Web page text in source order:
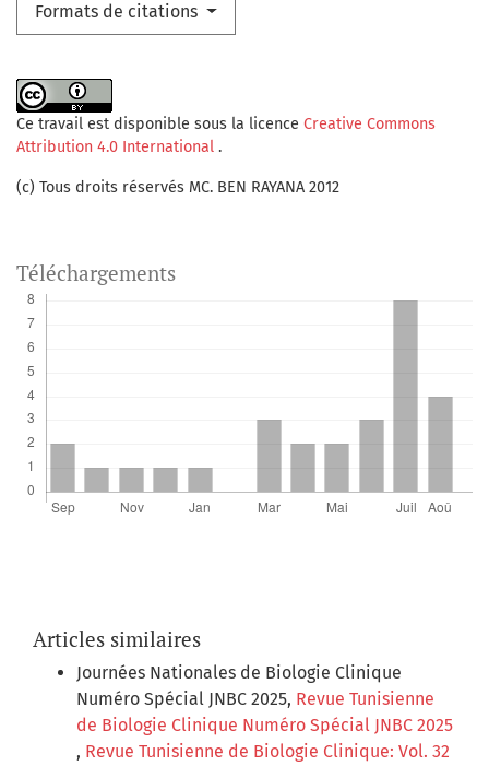
Formats de citations
Ce travail est disponible sous la licence Creative Commons
Attribution 4.0 International .
(c) Tous droits réservés MC. BEN RAYANA 2012
Téléchargements
Articles similaires
Journées Nationales de Biologie Clinique
Numéro Spécial JNBC 2025, Revue Tunisienne
de Biologie Clinique Numéro Spécial JNBC 2025
, Revue Tunisienne de Biologie Clinique: Vol. 32